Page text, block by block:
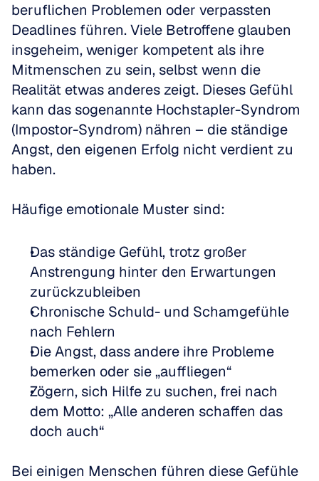
beruflichen Problemen oder verpassten
Deadlines führen. Viele Betroffene glauben
insgeheim, weniger kompetent als ihre
Mitmenschen zu sein, selbst wenn die
Realität etwas anderes zeigt. Dieses Gefühl
kann das sogenannte Hochstapler-Syndrom
(Impostor-Syndrom) nähren – die ständige
Angst, den eigenen Erfolg nicht verdient zu
haben.
Häufige emotionale Muster sind:
Das ständige Gefühl, trotz großer
Anstrengung hinter den Erwartungen
zurückzubleiben
Chronische Schuld- und Schamgefühle
nach Fehlern
Die Angst, dass andere ihre Probleme
bemerken oder sie „auffliegen“
Zögern, sich Hilfe zu suchen, frei nach
dem Motto: „Alle anderen schaffen das
doch auch“
Bei einigen Menschen führen diese Gefühle